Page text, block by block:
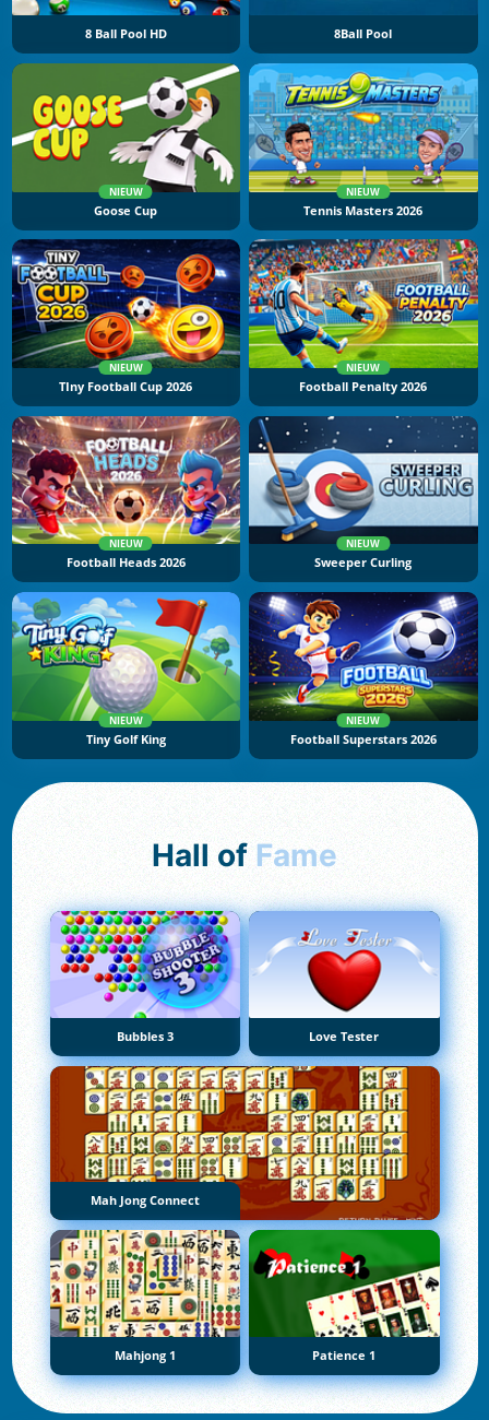
8 Ball Pool HD 8Ball Pool
NIEUW
Goose Cup
NIEUW
Tennis Masters 2026
NIEUW
TIny Football Cup 2026
NIEUW
Football Penalty 2026
NIEUW
Football Heads 2026
NIEUW
Sweeper Curling
NIEUW
Tiny Golf King
NIEUW
Football Superstars 2026
Hall of Fame
Bubbles 3 Love Tester
Mah Jong Connect
Mahjong 1 Patience 1